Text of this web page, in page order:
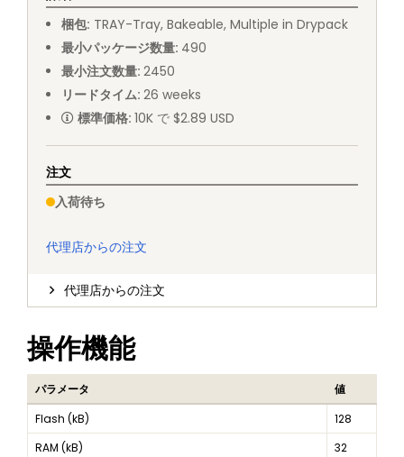
梱包: TRAY-Tray, Bakeable, Multiple in Drypack
最小パッケージ数量: 490
最小注文数量: 2450
リードタイム: 26 weeks
標準価格: 10K で $2.89 USD
注文
入荷待ち
代理店からの注文
代理店からの注文
操作機能
パラメータ
値
Flash (kB)
128
RAM (kB)
32